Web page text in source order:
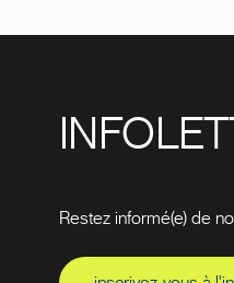
Restez informé(e) de